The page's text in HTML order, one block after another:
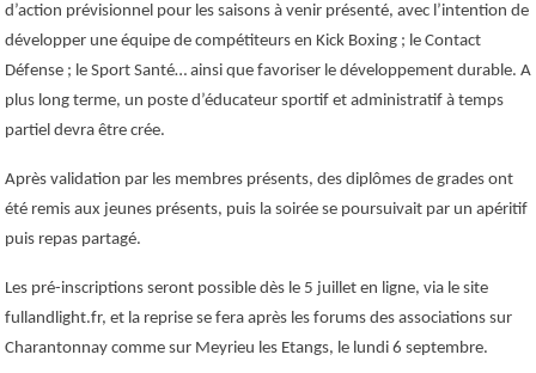
d’action prévisionnel pour les saisons à venir présenté, avec l’intention de
développer une équipe de compétiteurs en Kick Boxing ; le Contact
Défense ; le Sport Santé… ainsi que favoriser le développement durable. A
plus long terme, un poste d’éducateur sportif et administratif à temps
partiel devra être crée.
Après validation par les membres présents, des diplômes de grades ont
été remis aux jeunes présents, puis la soirée se poursuivait par un apéritif
puis repas partagé.
Les pré-inscriptions seront possible dès le 5 juillet en ligne, via le site
fullandlight.fr, et la reprise se fera après les forums des associations sur
Charantonnay comme sur Meyrieu les Etangs, le lundi 6 septembre.